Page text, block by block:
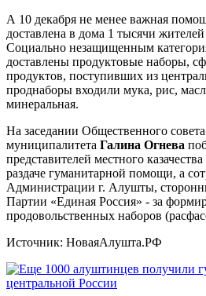
А 10 декабря не менее важная
доставлена в дома 1 тысячи жителей
Социально незащищенным
доставлены продуктовые наборы,
продуктов, поступивших из
проднаборы входили мука, рис,
минеральная.
На заседании Общественного
муниципалитета Галина Огнева
представителей местного
раздаче гуманитарной помощи, а
Администрации г. Алушты,
Партии «Единая Россия» - за
продовольственных наборов
Источник: НоваяАлушта.РФ